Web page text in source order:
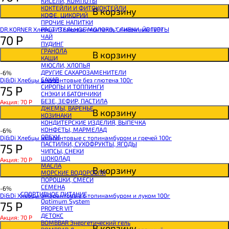
CHIKALAB Вафля двойная с начинкой
SNAQ FABRIQ Вафли с начинкой
SNAQ FABRIQ Хлебцы рисовые
SNAQ FABRIQ Батончик шоколадный без сахара Qwikler
SNAQ FABRIQ Батончик в шоколаде Coco
SNAQ FABRIQ Батончик в шоколаде Snaqer
КОКТЕЙЛИ И ФИТОКОКТЕЙЛИ
КОФЕ, ЦИКОРИЙ
ПРОЧИЕ НАПИТКИ
РАСТИТЕЛЬНОЕ МОЛОКО, СЛИВКИ, ЙОГУРТЫ
ЧАЙ
ПУДИНГ
ГРАНОЛА
КАШИ
МЮСЛИ, ХЛОПЬЯ
ДРУГИЕ САХАРОЗАМЕНИТЕЛИ
САХАР
СИРОПЫ И ТОППИНГИ
СНЭКИ И БАТОНЧИКИ
БЕЗЕ, ЗЕФИР, ПАСТИЛА
ДЖЕМЫ, ВАРЕНЬЕ
КОЗИНАКИ
КОНДИТЕРСКИЕ ИЗДЕЛИЯ, ВЫПЕЧКА
КОНФЕТЫ, МАРМЕЛАД
ОРЕХИ
ПАСТИЛКИ, СУХОФРУКТЫ, ЯГОДЫ
ЧИПСЫ, СНЕКИ
ШОКОЛАД
МАСЛА
МОРСКИЕ ВОДОРОСЛИ
ПОРОШКИ, СМЕСИ
СЕМЕНА
СПОРТИВНОЕ ПИТАНИЕ
Optimum System
PROPER VIT
ДЕТОКС
BOMBBAR Энергетический гель
В корзину
DR.KORNER Хлебцы "Злаковый коктейль" лимонный 100г
70 Р
В корзину
-6%
Di&Di Хлебцы амарантовые без глютена 100г
75 Р
Акция: 70 Р
В корзину
-6%
Di&Di Хлебцы амарантовые с топинамбуром и гречей 100г
75 Р
Акция: 70 Р
В корзину
-6%
Di&Di Хлебцы амарантовые с топинамбуром и луком 100г
75 Р
Акция: 70 Р